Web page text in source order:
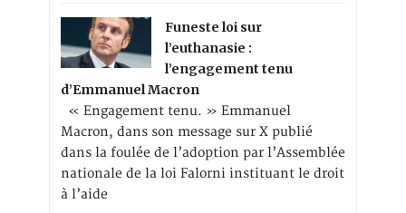
Funeste loi sur
l’euthanasie :
l’engagement tenu
d’Emmanuel Macron
« Engagement tenu. » Emmanuel
Macron, dans son message sur X publié
dans la foulée de l’adoption par l’Assemblée
nationale de la loi Falorni instituant le droit
à l’aide